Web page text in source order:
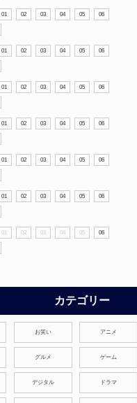
01 02 03 04 05 06
01 02 03 04 05 06
01 02 03 04 05 06
01 02 03 04 05 06
01 02 03 04 05 06
01 02 03 04 05 06
01 02 03 04 05 06
カテゴリー
お笑い アニメ
グルメ ゲーム
デジタル ドラマ